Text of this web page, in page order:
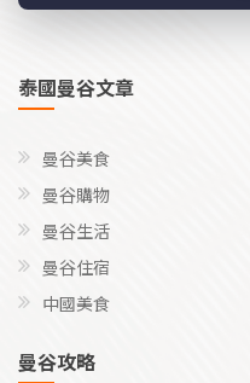
泰國曼谷文章
曼谷美食
曼谷購物
曼谷生活
曼谷住宿
中國美食
曼谷攻略